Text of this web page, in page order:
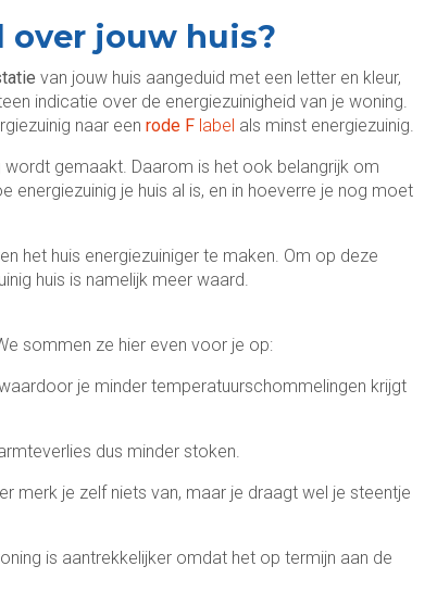
over jouw huis?
van jouw huis aangeduid met een letter en kleur,
indicatie over de energiezuinigheid van je woning.
naar een rode F label als minst energiezuinig.
gemaakt. Daarom is het ook belangrijk om
energiezuinig je huis al is, en in hoeverre je nog moet
het huis energiezuiniger te maken. Om op deze
huis is namelijk meer waard.
sommen ze hier even voor je op:
je minder temperatuurschommelingen krijgt
dus minder stoken.
merk je zelf niets van, maar je draagt wel je steentje
is aantrekkelijker omdat het op termijn aan de